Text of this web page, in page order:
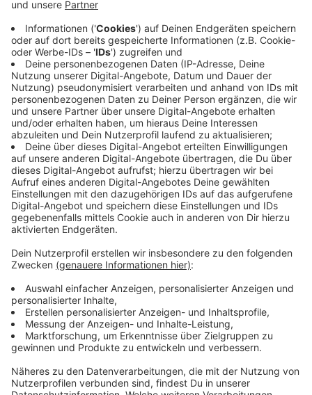
Ehe.
Doch eines Tages bekommt er einen rätselhaften
Anruf vom Handy seiner Frau, die sich gerade auf einer
Geschäftsreise befindet. Er will der Sache auf den
Grund gehen und gerät dabei erneut ins Fadenkreuz
der Polizei: Polizeikommissarin Lorena Ortiz (
Alexandra Jiménez) untersucht einen Mordfall, in dem
ausgerechnet der Ex-Sträfling Mateo eine Rolle zu
spielen scheint.
Streaming-Dienst: Netflix
Anzeige
Zustimmung, um den YouTube
Video-Service zu laden!
Wir verwenden einen Service eines
Drittanbieters, um Videoinhalte
einzubetten. Dieser Service kann
Daten zu Ihren Aktivitäten